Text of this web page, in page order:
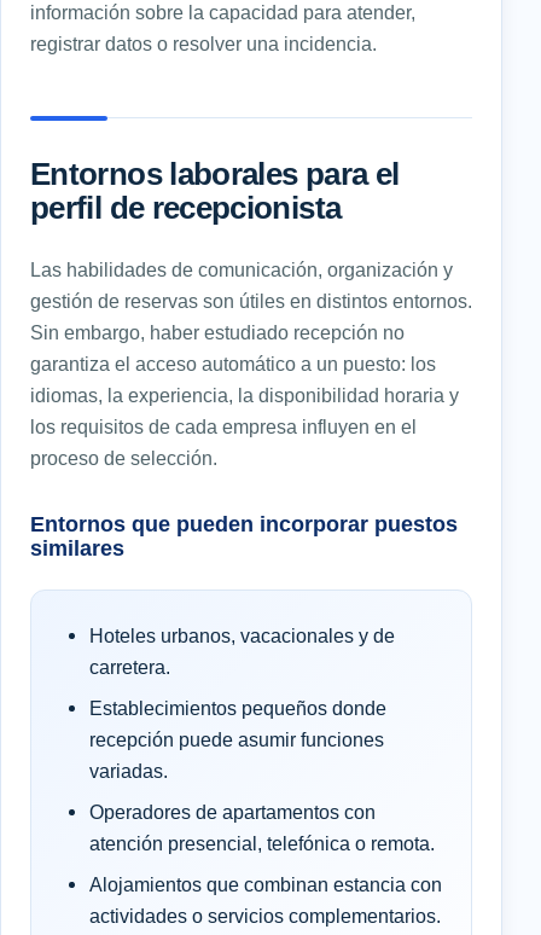
información sobre la capacidad para atender,
registrar datos o resolver una incidencia.
Entornos laborales para el
perfil de recepcionista
Las habilidades de comunicación, organización y
gestión de reservas son útiles en distintos entornos.
Sin embargo, haber estudiado recepción no
garantiza el acceso automático a un puesto: los
idiomas, la experiencia, la disponibilidad horaria y
los requisitos de cada empresa influyen en el
proceso de selección.
Entornos que pueden incorporar puestos
similares
Hoteles urbanos, vacacionales y de
carretera.
Establecimientos pequeños donde
recepción puede asumir funciones
variadas.
Operadores de apartamentos con
atención presencial, telefónica o remota.
Alojamientos que combinan estancia con
actividades o servicios complementarios.